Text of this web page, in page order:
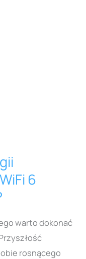
6
warto dokonać
rosnącego